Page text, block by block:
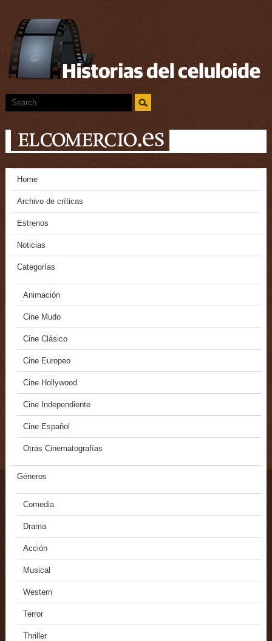
Home
Archivo de críticas
Estrenos
Noticias
Categorías
Animación
Cine Mudo
Cine Clásico
Cine Europeo
Cine Hollywood
Cine Independiente
Cine Español
Otras Cinematografías
Géneros
Comedia
Drama
Acción
Musical
Western
Terror
Thriller